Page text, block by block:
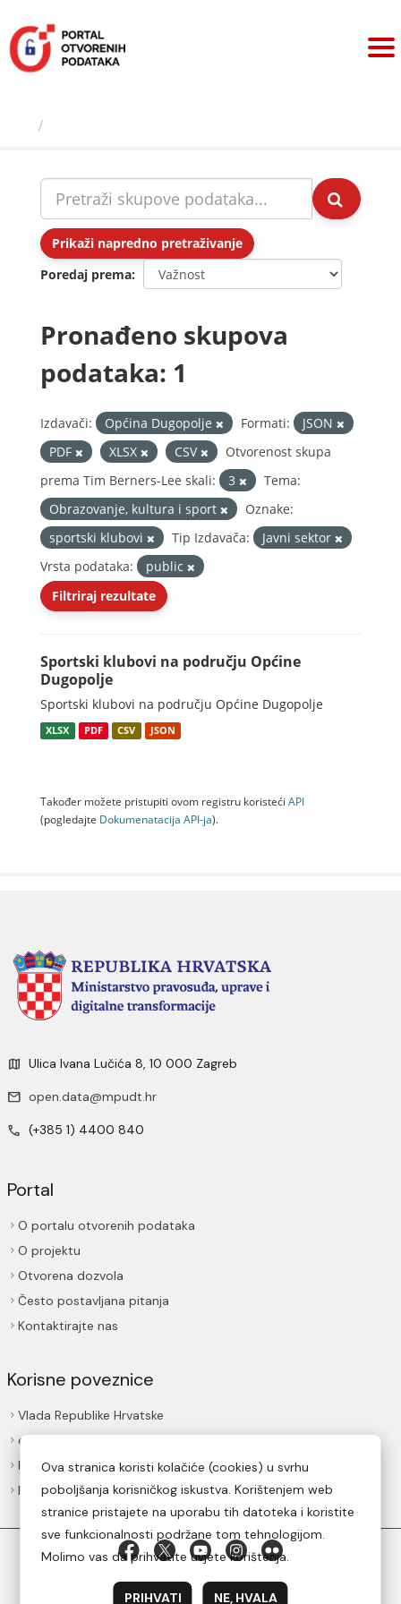
sadržaj
Prikaži napredno pretraživanje
Poredaj prema
Pronađeno skupova
podataka: 1
Izdavači: Općina Dugopolje Formati:
JSON
PDF
XLSX CSV
Otvorenost skupa
prema Tim Berners-Lee skali:
3
Tema:
Obrazovanje, kultura i sport
Oznake:
sportski klubovi
Tip Izdavača:
Javni sektor
Vrsta podataka:
public
Filtriraj rezultate
Sportski klubovi na području Općine
Dugopolje
Sportski klubovi na području Općine Dugopolje
XLSX PDF CSV JSON
Također možete pristupiti ovom registru koristeći API
(pogledajte Dokumenаtаcijа API-jа).